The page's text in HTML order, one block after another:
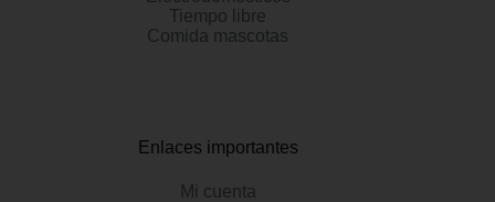
Tiempo libre
Comida mascotas
Enlaces importantes
Mi cuenta